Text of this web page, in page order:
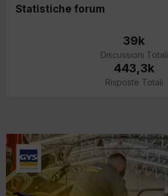
Statistiche forum
39k
Discussioni Totali
443,3k
Risposte Totali